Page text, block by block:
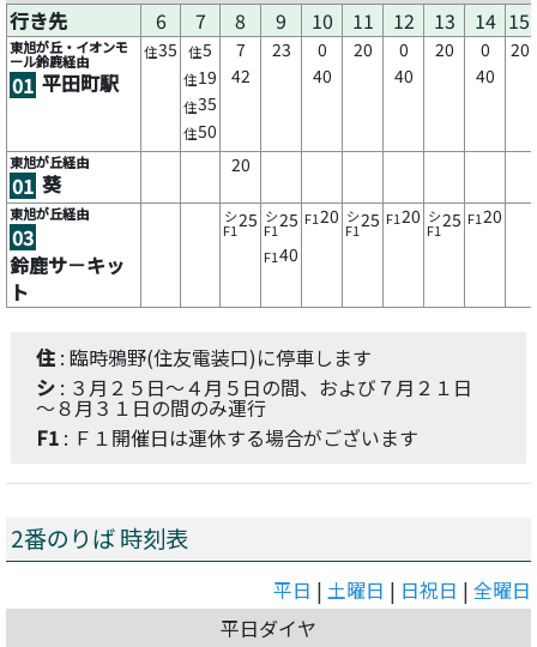
行き先
6 7 8 9 10 11 12 13 14 15
東旭が丘・イオンモ
ール鈴鹿経由
01 平田町駅
住35 住5
住19
住35
住50
7
42
23
0
40
20
0
40
20
0
40
20
東旭が丘経由
01 葵
20
東旭が丘経由
03
鈴鹿サ－キッ
ト
シ
F125 シ
F125
F140
F120 シ
F125 F120 シ
F125 F120
住 : 臨時鴉野(住友電装口)に停車します
シ : ３月２５日～４月５日の間、および７月２１日
～８月３１日の間のみ運行
F1 : Ｆ１開催日は運休する場合がございます
2番のりば 時刻表
平日 | 土曜日 | 日祝日 | 全曜日
平日ダイヤ